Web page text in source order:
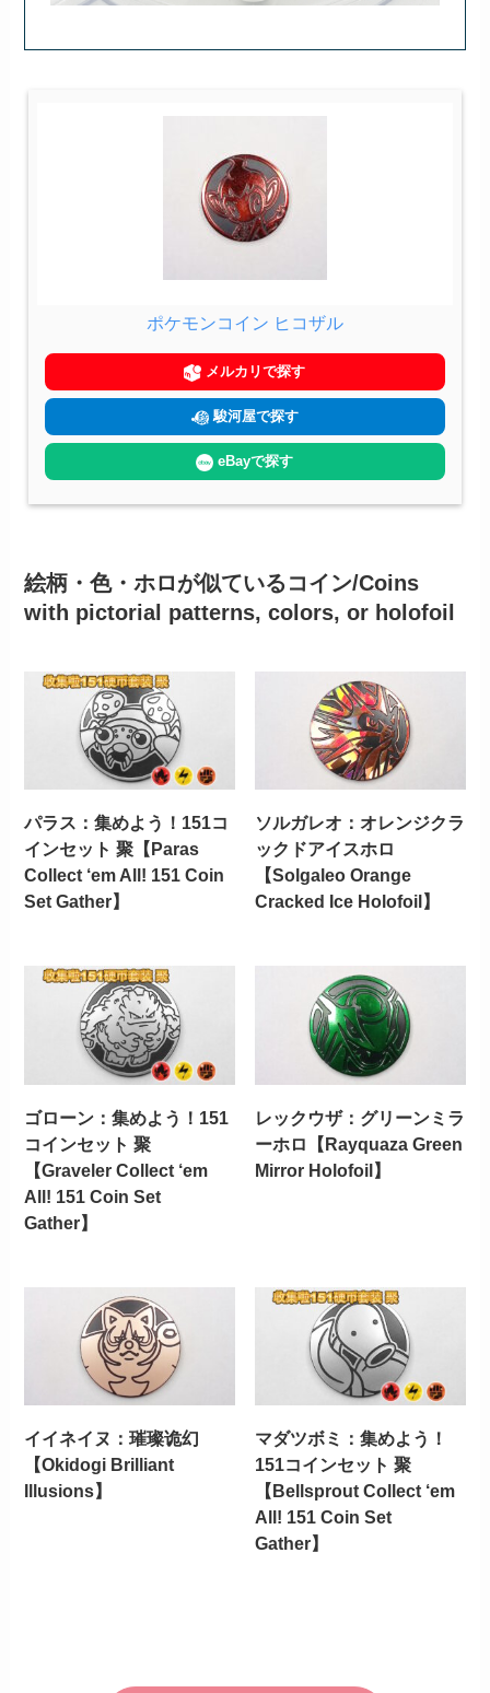
ポケモンコイン ヒコザル
メルカリで探す
駿河屋で探す
eBayで探す
絵柄・色・ホロが似ているコイン/Coins
with pictorial patterns, colors, or holofoil
パラス：集めよう！151コ
インセット 聚【Paras
Collect ‘em All! 151 Coin
Set Gather】
ソルガレオ：オレンジクラ
ックドアイスホロ
【Solgaleo Orange
Cracked Ice Holofoil】
ゴローン：集めよう！151
コインセット 聚
【Graveler Collect ‘em
All! 151 Coin Set
Gather】
レックウザ：グリーンミラ
ーホロ【Rayquaza Green
Mirror Holofoil】
イイネイヌ：璀璨诡幻
【Okidogi Brilliant
Illusions】
マダツボミ：集めよう！
151コインセット 聚
【Bellsprout Collect ‘em
All! 151 Coin Set
Gather】